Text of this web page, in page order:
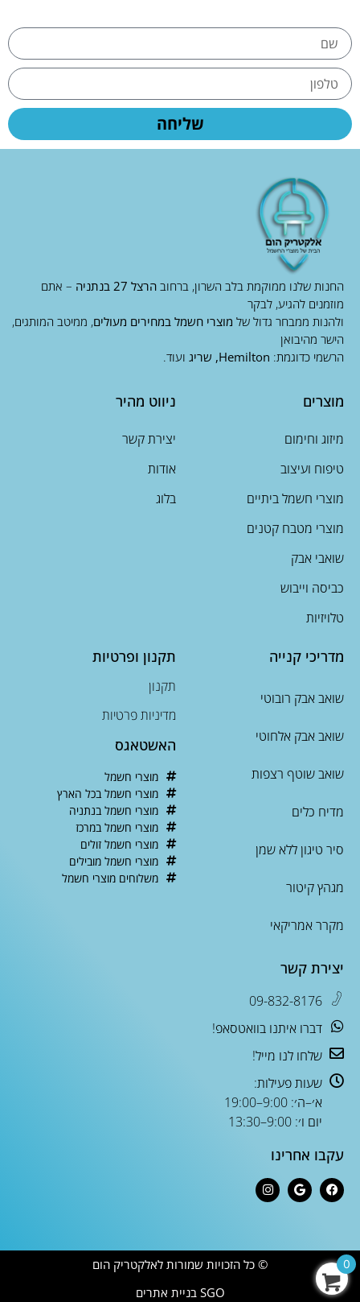
שליחה
החנות שלנו ממוקמת בלב השרון, ברחוב הרצל 27 בנתניה
– אתם
מוזמנים להגיע, לבקר
ולהנות ממבחר גדול של מוצרי חשמל במחירים מעולים, ממיטב המותגים,
הישר מהיבואן
הרשמי כדוגמת: Hemilton, שריג ועוד.
מוצרים
מיזוג וחימום
טיפוח ועיצוב
מוצרי חשמל ביתיים
מוצרי מטבח קטנים
שואבי אבק
כביסה וייבוש
טלויזיות
ניווט מהיר
יצירת קשר
אודות
בלוג
מדריכי קנייה
שואב אבק רובוטי
שואב אבק אלחוטי
שואב שוטף רצפות
מדיח כלים
סיר טיגון ללא שמן
מגהץ קיטור
מקרר אמריקאי
תקנון ופרטיות
תקנון
מדיניות פרטיות
האשטאגס
מוצרי חשמל
מוצרי חשמל בכל הארץ
מוצרי חשמל בנתניה
מוצרי חשמל במרכז
מוצרי חשמל זולים
מוצרי חשמל מובילים
משלוחים מוצרי חשמל
יצירת קשר
09-832-8176
דברו איתנו בוואטסאפ!
שלחו לנו מייל!
שעות פעילות:
א׳–ה׳: 9:00–19:00
יום ו׳: 9:00–13:30
עקבו אחרינו
© כל הזכויות שמורות לאלקטריק הום
SGO בניית אתרים
0